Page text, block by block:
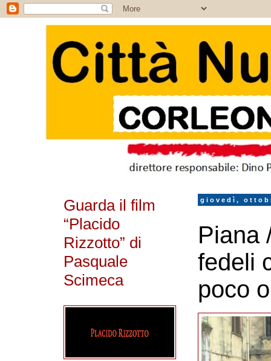
giovedì,
Piana
fedeli
poco
Guarda il film
“Placido
Rizzotto” di
Pasquale
Scimeca